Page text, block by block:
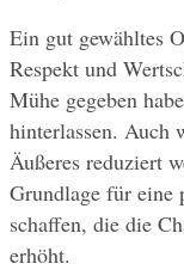
Ein gut gewähltes
Respekt und
Mühe gegeben
hinterlassen. Auch
Äußeres reduziert
Grundlage für eine
schaffen, die die
erhöht.